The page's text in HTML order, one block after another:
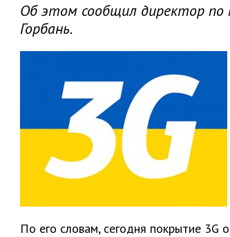
Об этом сообщил директор по
Горбань.
По его словам, сегодня покрытие 3G